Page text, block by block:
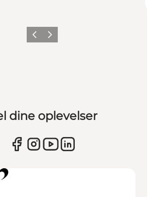
ForrigeNæste
dine oplevelser